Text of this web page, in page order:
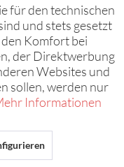
für den technischen
und stets gesetzt
Komfort bei
der Direktwerbung
Websites und
sollen, werden nur
Informationen